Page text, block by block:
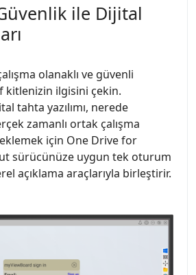
ile Dijital
olanaklı ve güvenli
kitlenizin ilgisini çekin.
tahta yazılımı, nerede
zamanlı ortak çalışma
için One Drive for
sürücünüze uygun tek oturum
açıklama araçlarıyla birleştirir.